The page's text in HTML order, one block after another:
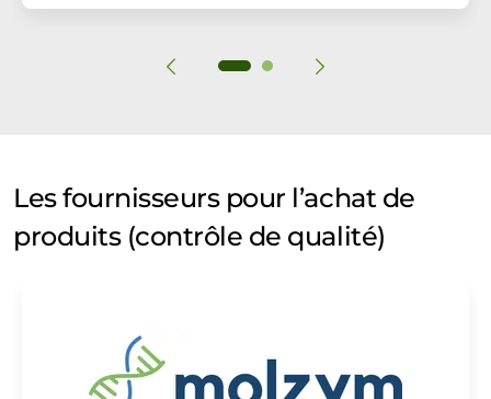
Les fournisseurs pour l’achat de
produits (contrôle de qualité)